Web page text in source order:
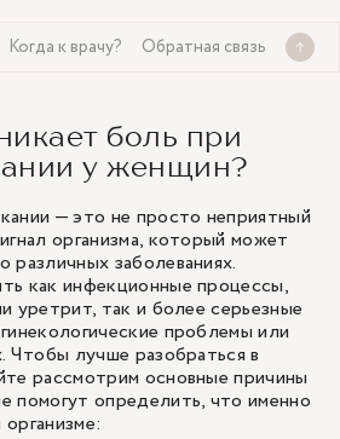
Когда к врачу? Обратная связь
боль при
у женщин?
— это не просто неприятный
организма, который может
различных заболеваниях.
как инфекционные процессы,
уретрит, так и более серьезные
проблемы или
Чтобы лучше разобраться в
рассмотрим основные причины
помогут определить, что именно